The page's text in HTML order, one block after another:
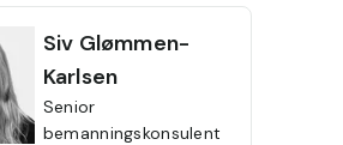
Siv Glømmen-
Karlsen
Senior
bemanningskonsulent